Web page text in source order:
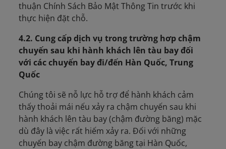
thuận Chính Sách Bảo Mật Thông Tin trước khi
thực hiện đặt chỗ.
4.2. Cung cấp dịch vụ trong trường hơp chậm
chuyến sau khi hành khách lên tàu bay đối
với các chuyến bay đi/đến Hàn Quốc, Trung
Quốc
Chúng tôi sẽ nỗ lực hỗ trợ để hành khách cảm
thấy thoải mái nếu xảy ra chậm chuyến sau khi
hành khách lên tàu bay (chậm đường băng) mặc
dù đây là việc rất hiếm xảy ra. Đối với những
chuyến bay chậm đường băng tại Hàn Quốc,